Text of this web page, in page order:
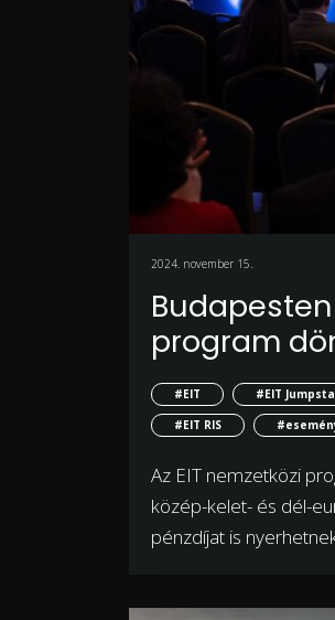
2024. november 15.
program
#EIT #EIT
#EIT RIS
Az EIT nemzetközi
közép-kelet- és dél-
pénzdíjat is